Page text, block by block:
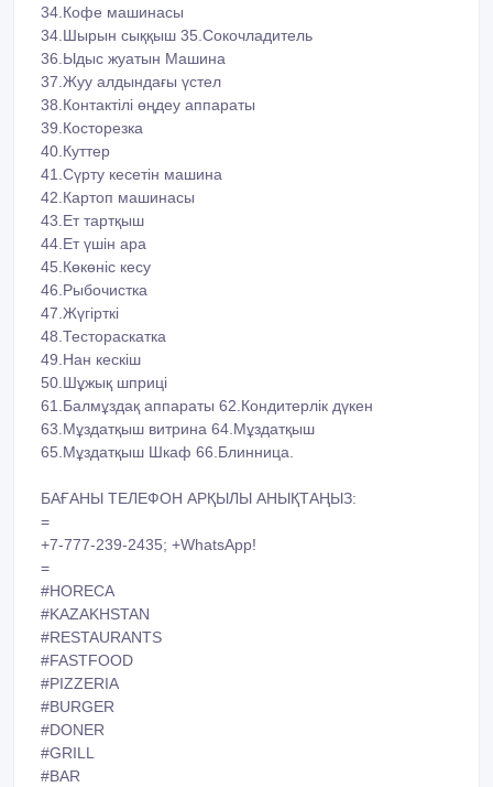
34.Кофе машинасы
34.Шырын сыққыш 35.Сокочладитель
36.Ыдыс жуатын Машина
37.Жуу алдындағы үстел
38.Контактілі өңдеу аппараты
39.Косторезка
40.Куттер
41.Сүрту кесетін машина
42.Картоп машинасы
43.Ет тартқыш
44.Ет үшін ара
45.Көкөніс кесу
46.Рыбочистка
47.Жүгірткі
48.Тестораскатка
49.Нан кескіш
50.Шұжық шприці
61.Балмұздақ аппараты 62.Кондитерлік дүкен
63.Мұздатқыш витрина 64.Мұздатқыш
65.Мұздатқыш Шкаф 66.Блинница.
БАҒАНЫ ТЕЛЕФОН АРҚЫЛЫ АНЫҚТАҢЫЗ:
=
+7-777-239-2435; +WhatsApp!
=
#HORECA
#KAZAKHSTAN
#RESTAURANTS
#FASTFOOD
#PIZZERIA
#BURGER
#DONER
#GRILL
#BAR